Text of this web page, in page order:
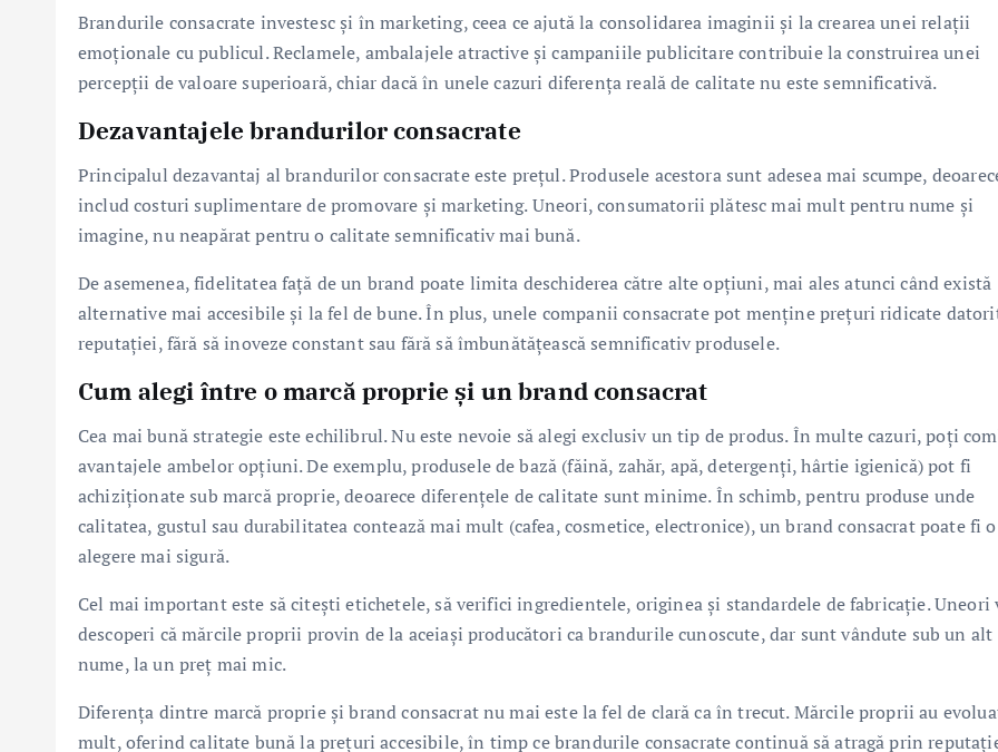
Brandurile consacrate investesc și în marketing, ceea ce ajută la consolidarea imaginii și la crearea unei relații
emoționale cu publicul. Reclamele, ambalajele atractive și campaniile publicitare contribuie la construirea unei
percepții de valoare superioară, chiar dacă în unele cazuri diferența reală de calitate nu este semnificativă.
Dezavantajele brandurilor consacrate
Principalul dezavantaj al brandurilor consacrate este prețul. Produsele acestora sunt adesea mai scumpe,
includ costuri suplimentare de promovare și marketing. Uneori, consumatorii plătesc mai mult pentru nume și
imagine, nu neapărat pentru o calitate semnificativ mai bună.
De asemenea, fidelitatea față de un brand poate limita deschiderea către alte opțiuni, mai ales atunci când există
alternative mai accesibile și la fel de bune. În plus, unele companii consacrate pot menține prețuri ridicate
reputației, fără să inoveze constant sau fără să îmbunătățească semnificativ produsele.
Cum alegi între o marcă proprie și un brand consacrat
Cea mai bună strategie este echilibrul. Nu este nevoie să alegi exclusiv un tip de produs. În multe cazuri, poți
avantajele ambelor opțiuni. De exemplu, produsele de bază (făină, zahăr, apă, detergenți, hârtie igienică) pot fi
achiziționate sub marcă proprie, deoarece diferențele de calitate sunt minime. În schimb, pentru produse unde
calitatea, gustul sau durabilitatea contează mai mult (cafea, cosmetice, electronice), un brand consacrat poate fi o
alegere mai sigură.
Cel mai important este să citești etichetele, să verifici ingredientele, originea și standardele de fabricație. Uneori
descoperi că mărcile proprii provin de la aceiași producători ca brandurile cunoscute, dar sunt vândute sub un alt
nume, la un preț mai mic.
Diferența dintre marcă proprie și brand consacrat nu mai este la fel de clară ca în trecut. Mărcile proprii au
mult, oferind calitate bună la prețuri accesibile, în timp ce brandurile consacrate continuă să atragă prin